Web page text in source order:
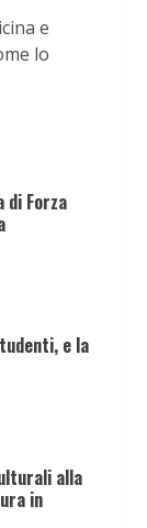
e
lo
Forza
e la
alla
in